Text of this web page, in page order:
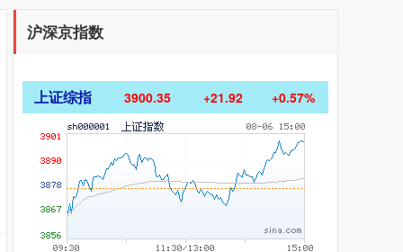
沪深京指数
上证综指 3900.35 +21.92 +0.57%